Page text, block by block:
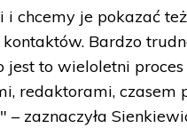
chcemy je pokazać
Bardzo
jest to wieloletni
redaktorami, czasem
zaznaczyła